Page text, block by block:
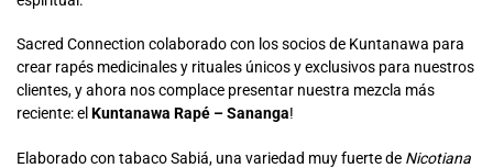
Sacred Connection colaborado con los socios de Kuntanawa para
crear rapés medicinales y rituales únicos y exclusivos para nuestros
clientes, y ahora nos complace presentar nuestra mezcla más
reciente: el Kuntanawa Rapé – Sananga!
Elaborado con tabaco Sabiá, una variedad muy fuerte de Nicotiana